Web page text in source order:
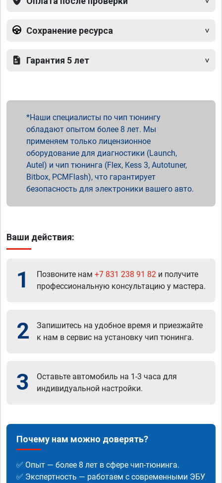
Сохранение ресурса
Гарантия 5 лет
Наши специалисты по чип тюнингу
обладают опытом более 8 лет. Мы
применяем только лицензионное
оборудование для диагностики (Launch,
Autel) и чип тюнинга (Flex, Kess 3, Autotuner,
Bitbox, PCMFlash), что гарантирует
безопасность для электроники вашего авто.
Ваши действия:
1 Позвоните нам +7 831 238 91 82 и получите
профессиональную консультацию у мастера.
2
Запишитесь на удобное время и приезжайте
к нам в сервис на установку чип тюнинга.
3
Оставьте автомобиль на 1-3 часа для
индивидуальной настройки.
Почему нам можно доверять?
✅ Опыт — более 8 лет в сфере чип-тюнинга.
✅ Экспертность — работаем с современными ЭБУ